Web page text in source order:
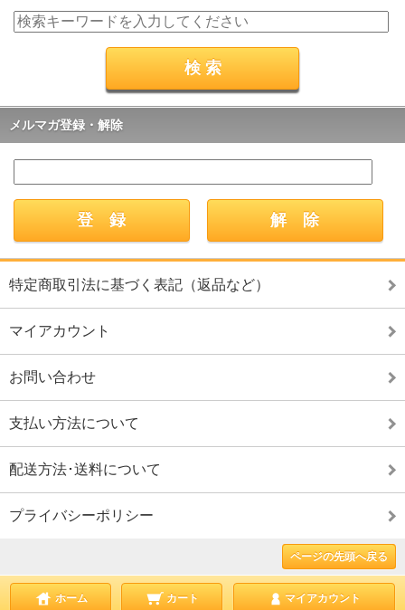
メルマガ登録・解除
特定商取引法に基づく表記（返品など）
マイアカウント
お問い合わせ
支払い方法について
配送方法･送料について
プライバシーポリシー
ページの先頭へ戻る
ホーム カート マイアカウント